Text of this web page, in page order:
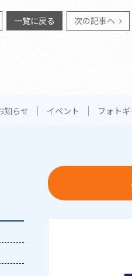
一覧に戻る 次の記事へ
知らせ イベント フォト